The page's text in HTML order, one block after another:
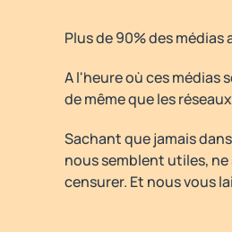
Plus de 90% des
A l'heure où ces médias
de même que les
Sachant que jamais
nous semblent utiles,
censurer. Et nous vous